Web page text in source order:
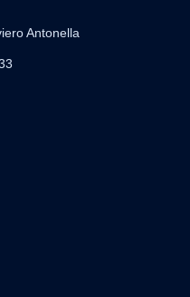
Antonella